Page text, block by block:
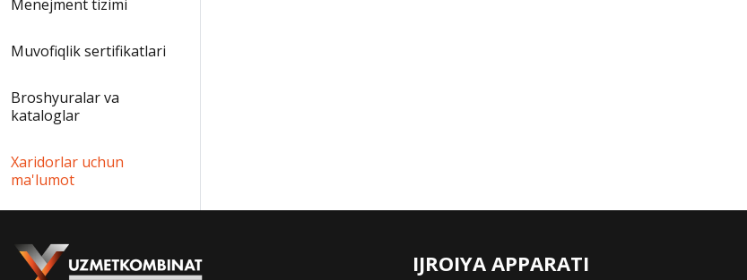
Menejment tizimi
Muvofiqlik sertifikatlari
Broshyuralar va
kataloglar
Xaridorlar uchun
ma'lumot
IJROIYA APPARATI